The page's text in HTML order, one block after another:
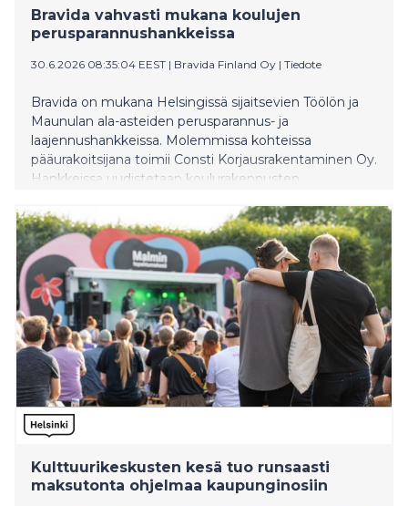
Bravida vahvasti mukana koulujen
perusparannushankkeissa
30.6.2026 08:35:04 EEST | Bravida Finland Oy | Tiedote
Bravida on mukana Helsingissä sijaitsevien Töölön ja
Maunulan ala-asteiden perusparannus- ja
laajennushankkeissa. Molemmissa kohteissa
pääurakoitsijana toimii Consti Korjausrakentaminen Oy.
Hankkeissa uudistetaan koulurakennusten
vaatimuksia. Bravida vastaa molemmissa hankkeissa
LV-urakasta sekä Töölössä lisäksi myös sähköurakasta.
Kulttuurikeskusten kesä tuo runsaasti
maksutonta ohjelmaa kaupunginosiin